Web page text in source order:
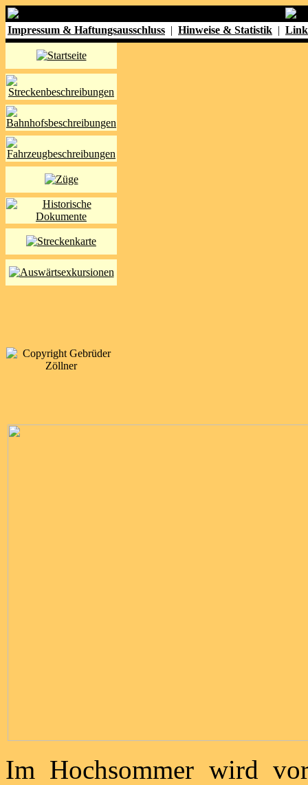
Impressum & Haftungsausschluss | Hinweise & Statistik |
Im Hochsommer wird